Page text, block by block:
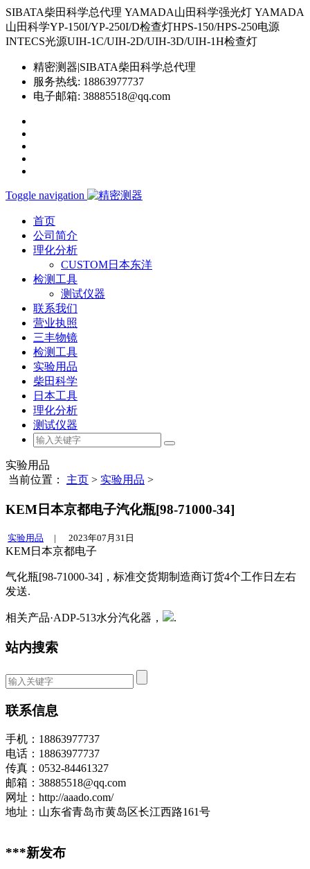
SIBATA柴田科学总代理 YAMADA山田科学强光灯 YAMADA
山田科学YP-150I/YP-250I/D检查灯HPS-150/HPS-250电源
INTECS光源UIH-1C/UIH-2D/UIH-3D/UIH-1H检查灯
精密测器|SIBATA柴田科学总代理
服务热线: 18863977737
电子邮箱: 38885518@qq.com
Toggle navigation
首页
公司简介
理化分析
CUSTOM日本东洋
检测工具
测试仪器
联系我们
营业执照
三丰物镜
检测工具
实验用品
柴田科学
日本工具
理化分析
测试仪器
实验用品
当前位置： 主页 > 实验用品 >
KEM日本京都电子汽化瓶[98-71000-34]
实验用品 | 2023年07月31日
KEM日本京都电子
气化瓶[98-71000-34]，标准交货期制造商订货4个工作日左右
发送.
相关产品·ADP-513水分汽化器， .
站内搜索
联系信息
手机：18863977737
电话：18863977737
传真：0532-84461327
邮箱：38885518@qq.com
网址：http://aaado.com/
地址：山东省青岛市黄岛区长江西路161号
***新发布